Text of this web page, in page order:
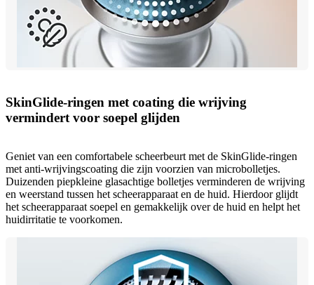
SkinGlide-ringen met coating die wrijving
vermindert voor soepel glijden
Geniet van een comfortabele scheerbeurt met de SkinGlide-ringen
met anti-wrijvingscoating die zijn voorzien van microbolletjes.
Duizenden piepkleine glasachtige bolletjes verminderen de wrijving
en weerstand tussen het scheerapparaat en de huid. Hierdoor glijdt
het scheerapparaat soepel en gemakkelijk over de huid en helpt het
huidirritatie te voorkomen.